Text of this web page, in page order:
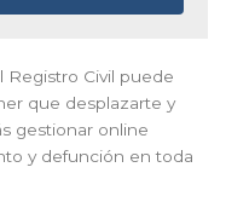
Registro Civil puede
que desplazarte y
gestionar online
y defunción en toda